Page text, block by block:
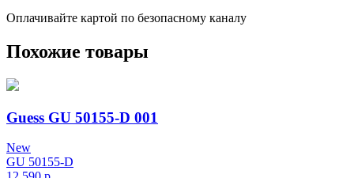
Оплачивайте картой по безопасному каналу
Похожие товары
Guess GU 50155-D 001
New
GU 50155-D